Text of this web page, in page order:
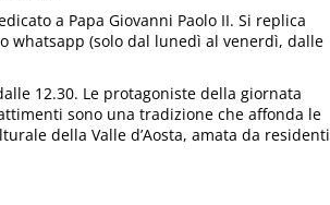
a Papa Giovanni Paolo II. Si replica
whatsapp (solo dal lunedì al venerdì, dalle
12.30. Le protagoniste della giornata
sono una tradizione che affonda le
della Valle d’Aosta, amata da residenti